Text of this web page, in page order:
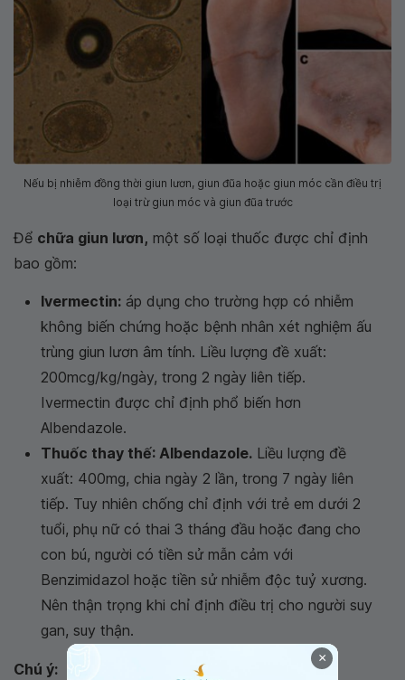
Nếu bị nhiễm đồng thời giun lươn, giun đũa hoặc giun móc cần điều trị
loại trừ giun móc và giun đũa trước
Để chữa giun lươn, một số loại thuốc được chỉ định
bao gồm:
Ivermectin: áp dụng cho trường hợp có nhiễm
không biến chứng hoặc bệnh nhân xét nghiệm ấu
trùng giun lươn âm tính. Liều lượng đề xuất:
200mcg/kg/ngày, trong 2 ngày liên tiếp.
Ivermectin được chỉ định phổ biến hơn
Albendazole.
Thuốc thay thế: Albendazole. Liều lượng đề
xuất: 400mg, chia ngày 2 lần, trong 7 ngày liên
tiếp. Tuy nhiên chống chỉ định với trẻ em dưới 2
tuổi, phụ nữ có thai 3 tháng đầu hoặc đang cho
con bú, người có tiền sử mẫn cảm với
Benzimidazol hoặc tiền sử nhiễm độc tuỷ xương.
Nên thận trọng khi chỉ định điều trị cho người suy
gan, suy thận.
Chú ý:
×